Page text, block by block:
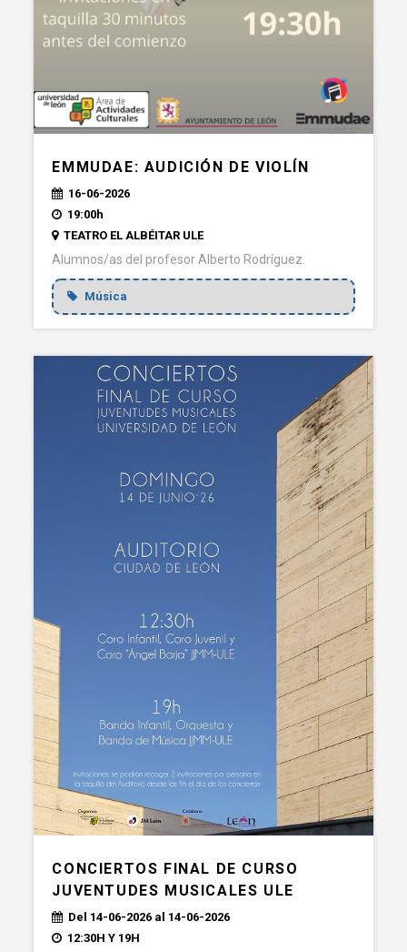
EMMUDAE: AUDICIÓN DE VIOLÍN
16-06-2026
19:00h
TEATRO EL ALBÉITAR ULE
Alumnos/as del profesor Alberto Rodríguez.
Música
CONCIERTOS FINAL DE CURSO
JUVENTUDES MUSICALES ULE
Del 14-06-2026 al 14-06-2026
12:30H Y 19H